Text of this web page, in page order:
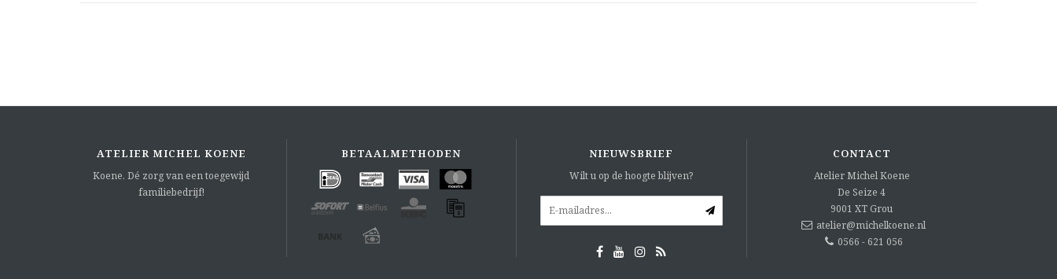
ATELIER MICHEL KOENE
Koene. Dé zorg van een toegewijd
familiebedrijf!
BETAALMETHODEN NIEUWSBRIEF
Wilt u op de hoogte blijven?
CONTACT
Atelier Michel Koene
De Seize 4
9001 XT Grou
atelier@michelkoene.nl
0566 - 621 056